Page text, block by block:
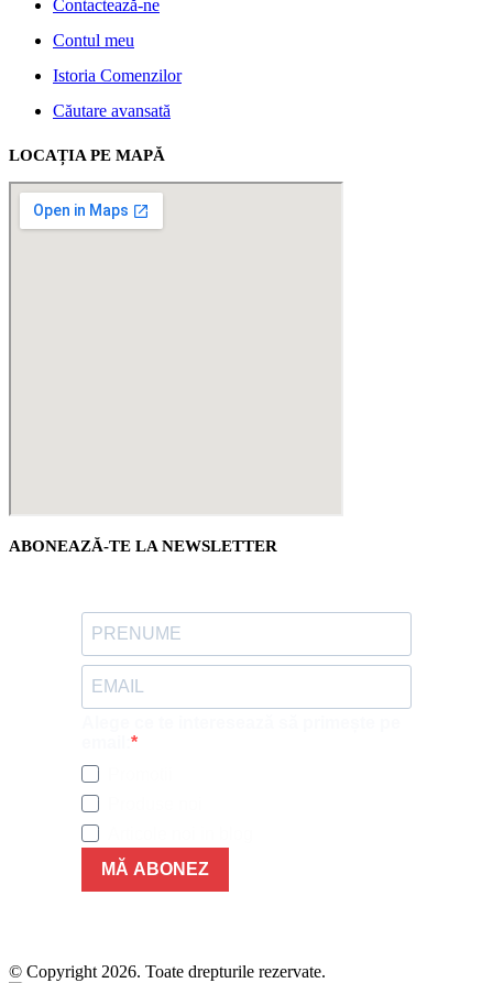
Contactează-ne
Contul meu
Istoria Comenzilor
Căutare avansată
LOCAȚIA PE MAPĂ
ABONEAZĂ-TE LA NEWSLETTER
MĂ ABONEZ
© Copyright 2026. Toate drepturile rezervate.